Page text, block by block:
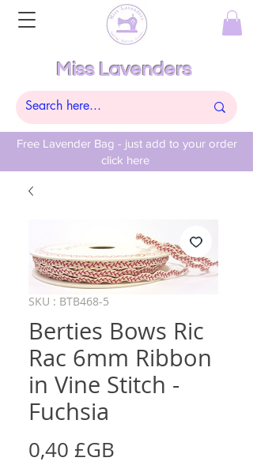
Free Lavender Bag - just add to your order
click here
Miss Lavenders
SKU : BTB468-5
Berties Bows Ric
Rac 6mm Ribbon
in Vine Stitch -
Fuchsia
0,40 £GB